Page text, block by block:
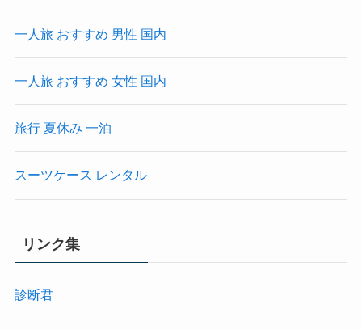
一人旅 おすすめ 男性 国内
一人旅 おすすめ 女性 国内
旅行 夏休み 一泊
スーツケース レンタル
リンク集
診断君